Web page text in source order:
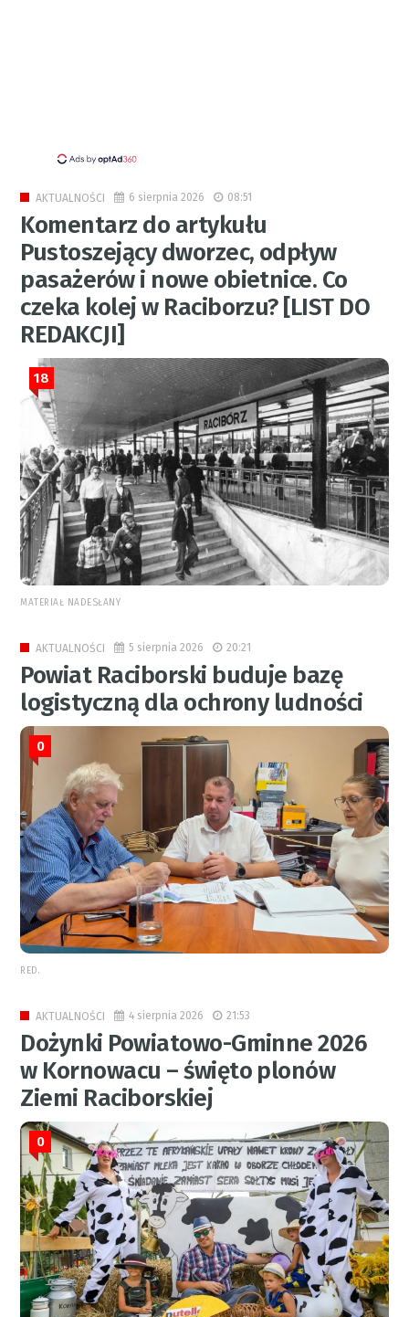
AKTUALNOŚCI 6 sierpnia 2026 08:51
Komentarz do artykułu
Pustoszejący dworzec, odpływ
pasażerów i nowe obietnice. Co
czeka kolej w Raciborzu? [LIST DO
REDAKCJI]
18
MATERIAŁ NADESŁANY
AKTUALNOŚCI 5 sierpnia 2026 20:21
Powiat Raciborski buduje bazę
logistyczną dla ochrony ludności
0
RED.
AKTUALNOŚCI 4 sierpnia 2026 21:53
Dożynki Powiatowo-Gminne 2026
w Kornowacu – święto plonów
Ziemi Raciborskiej
0